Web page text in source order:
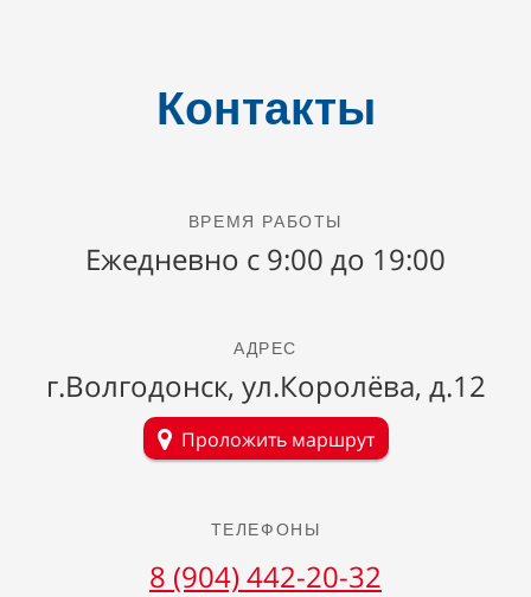
Контакты
ВРЕМЯ РАБОТЫ
Ежедневно с 9:00 до 19:00
АДРЕС
г.Волгодонск, ул.Королёва, д.12
Проложить маршрут
ТЕЛЕФОНЫ
8 (904) 442-20-32